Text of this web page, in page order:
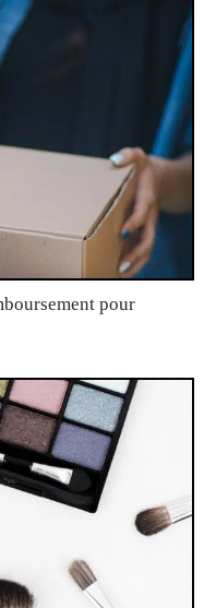
pour